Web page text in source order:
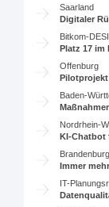
Saarland
Digitaler
Bitkom-
Platz 17 im
Offenburg
Baden-
Nordrhein-
KI-Chatbot
Brandenburg
Immer
IT-